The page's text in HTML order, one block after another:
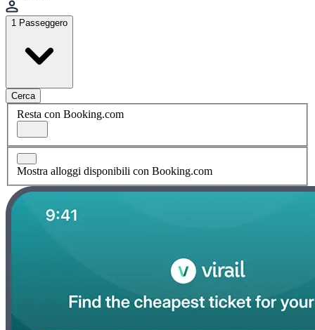
1 Passeggero
Cerca
Resta con Booking.com
Mostra alloggi disponibili con Booking.com